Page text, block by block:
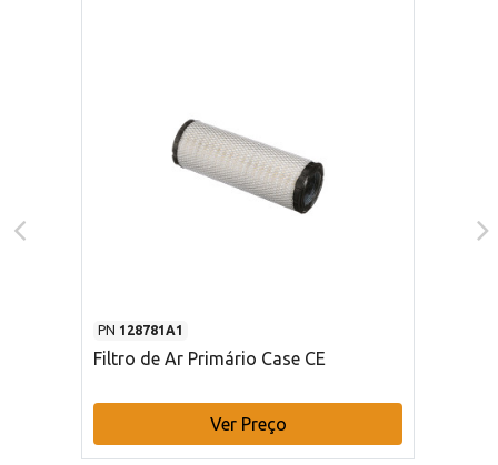
PN 128781A1
Filtro de Ar Primário Case CE
Ver Preço